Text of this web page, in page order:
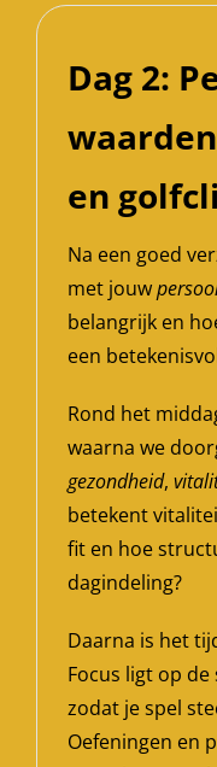
Dag 2:
en
Na een goed
met jouw
belangrijk en
een
Rond het
waarna we
gezondheid,
betekent
fit en hoe
dagindeling?
Daarna is het
Focus ligt op
zodat je spel
Oefeningen en